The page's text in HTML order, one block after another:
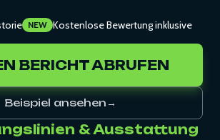
NEW Kostenlose Bewertung inklusive
BERICHT ABRUFEN
Beispiel ansehen→
& Ausstattung